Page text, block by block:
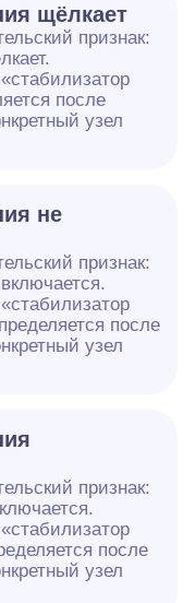
щёлкает
признак:
после
узел
не
признак:
после
узел
признак:
после
узел